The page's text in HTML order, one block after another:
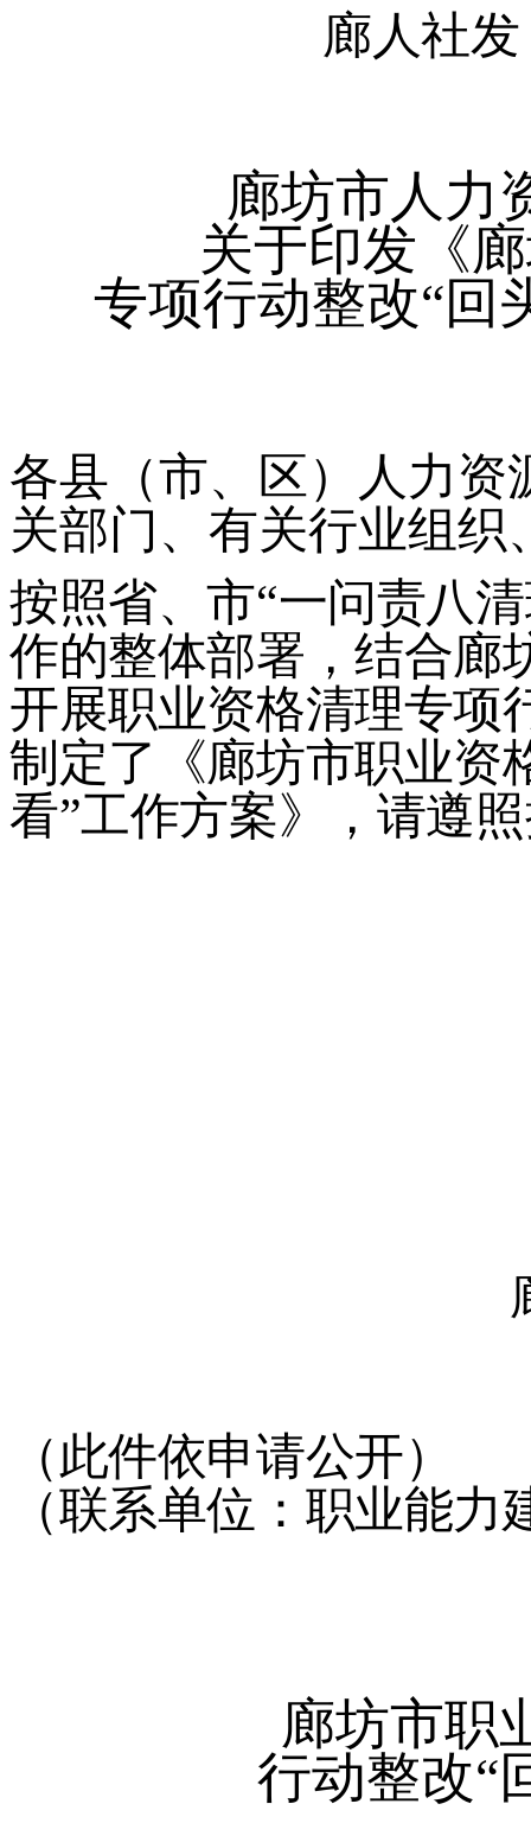
廊人社
廊坊市人力
关于印发《
专项行动整改“回
各县（市、区）人力资
关部门、有关行业组织
按照省、市“一问责八
作的整体部署，结合廊
开展职业资格清理专项
制定了《廊坊市职业资
看”工作方案》，请遵
（此件依申请公开）
（联系单位：职业能
廊坊市职
行动整改“